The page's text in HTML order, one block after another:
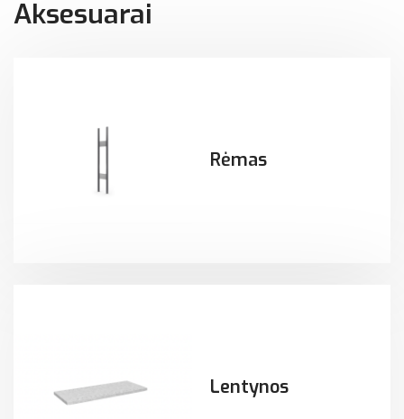
Aksesuarai
Rėmas
Lentynos